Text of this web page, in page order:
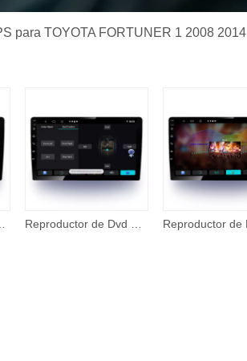
para TOYOTA FORTUNER 1 2008 2014